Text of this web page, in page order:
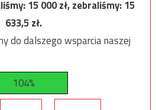
15 000zł, zebraliśmy:15
633,5zł.
do dalszego wsparcia naszej
104%